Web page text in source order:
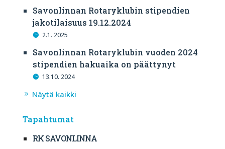
Savonlinnan Rotaryklubin stipendien
jakotilaisuus 19.12.2024
2.1. 2025
Savonlinnan Rotaryklubin vuoden 2024
stipendien hakuaika on päättynyt
13.10. 2024
Näytä kaikki
Tapahtumat
RK SAVONLINNA